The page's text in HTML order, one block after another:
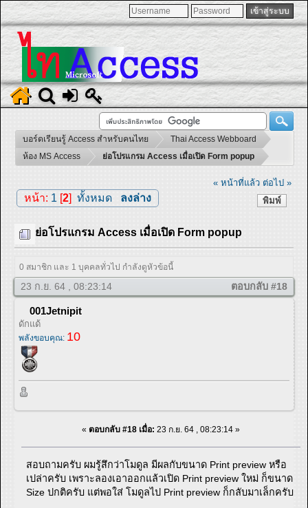
บอร์ดเรียนรู้ Access สำหรับคนไทย
Thai Access Webboard
ห้อง MS Access
ย่อโปรแกรม Access เมื่อเปิด Form popup
« หน้าที่แล้ว ต่อไป »
พิมพ์
หน้า: 1 [2] ทั้งหมด ลงล่าง
ย่อโปรแกรม Access เมื่อเปิด Form popup
0 สมาชิก และ 1 บุคคลทั่วไป กำลังดูหัวข้อนี้
23 ก.ย. 64 , 08:23:14 ตอบกลับ #18
001Jetnipit
ดักแด้
พลังขอบคุณ: 10
« ตอบกลับ #18 เมื่อ: 23 ก.ย. 64 , 08:23:14 »
สอบถามครับ ผมรู้สึกว่าโมดูล มีผลกับขนาด Print preview หรือ
เปล่าครับ เพราะลองเอาออกแล้วเปิด Print preview ใหม่ ก็ขนาด
Size ปกติครับ แต่พอใส่ โมดูลไป Print preview ก็กลับมาเล็กครับ